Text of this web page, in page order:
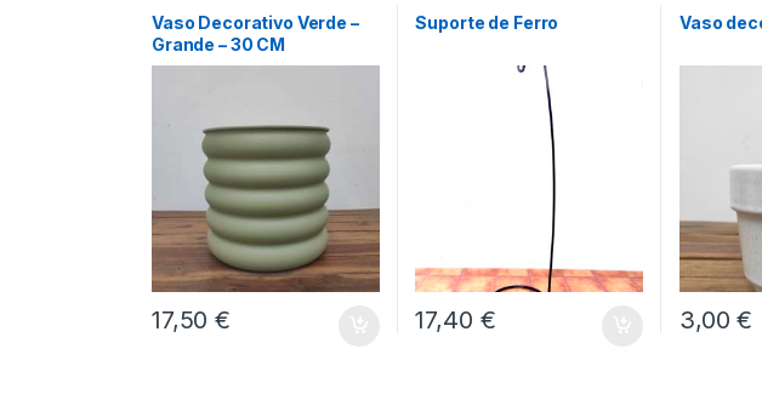
Vaso Decorativo Verde –
Grande – 30 CM
17,50€
Suporte de Ferro
17,40 €
Vaso
3,00€